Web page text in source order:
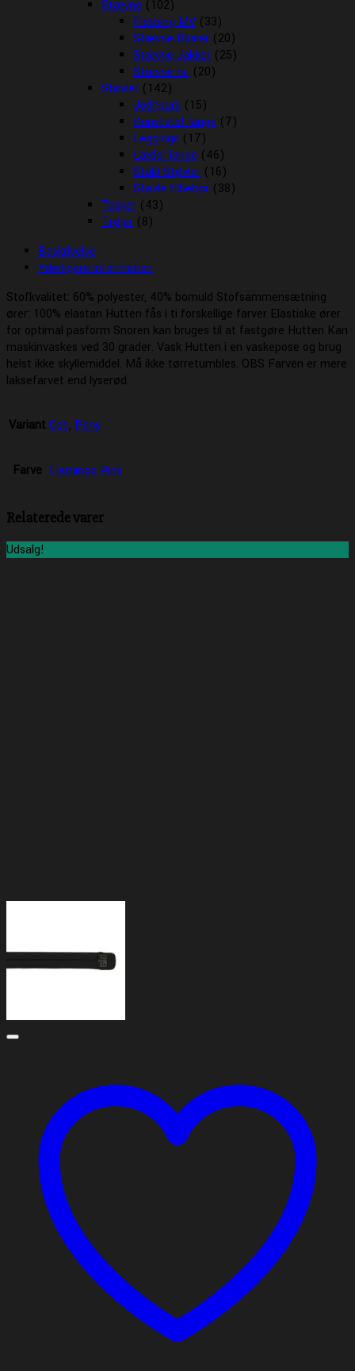
Stævne (102)
Fletning MV (33)
Stævne Bluser (20)
Stævne Jakker (25)
Stævne nr. (20)
Støvler (142)
Jodhpurs (15)
Kunststof lange (7)
Leggings (17)
Læder lange (46)
Stald Støvler (16)
Støvle tilbehør (38)
Tasker (43)
Trøjer (8)
Beskrivelse
Yderligere information
Stofkvalitet: 60% polyester, 40% bomuld Stofsammensætning
ører: 100% elastan Hutten fås i ti forskellige farver Elastiske ører
for optimal pasform Snoren kan bruges til at fastgøre Hutten Kan
maskinvaskes ved 30 grader. Vask Hutten i en vaskepose og brug
helst ikke skyllemiddel. Må ikke tørretumbles. OBS Farven er mere
laksefarvet end lyserød.
Variant Cob, Pony
Farve Flamingo Pink
Relaterede varer
Udsalg!